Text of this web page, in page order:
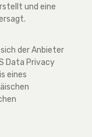
und eine
der Anbieter
Data Privacy
eines